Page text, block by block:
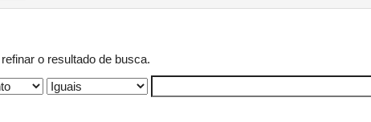
o resultado de busca.